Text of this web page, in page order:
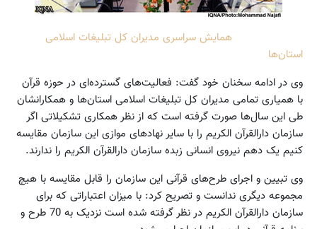
همایش سراسری مدیران کل تبلیغات اسلامی
استان‌ها
وی در ادامه سخنان خود گفت: فعالیت‌های گسترده‌ای در حوزه قرآن
با همیاری تمامی مدیران کل تبلیغات اسلامی استان‌ها و همکارانشان
طی این سال‌ها صورت گرفته است که از نظر همکاری تشکیلاتی اگر
سازمان دارالقرآن الکریم را با سایر نهاد‌های موازی این سازمان مقایسه
کنیم یک دهم نیروی انسانی زبده سازمان دارالقرآن الکریم را ندارند.
وی تبیین و اجرای طر‌ح‌های قرآنی این سازمان را قابل مقایسه با هیچ
مجموعه‌ دیگری ندانست و تصریح کرد: با میزان اعتباراتی که برای
سازمان دارالقرآن الکریم در نظر گرفته شده است نزدیک به 70 طرح و